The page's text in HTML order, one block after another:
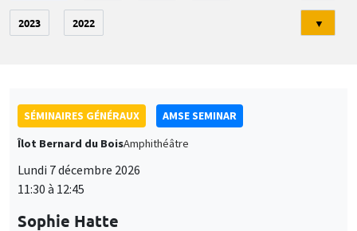
2023 2022 ▼
SÉMINAIRES GÉNÉRAUX
AMSE SEMINAR
Îlot Bernard du BoisAmphithéâtre
Lundi 7 décembre 2026
11:30 à 12:45
Sophie Hatte